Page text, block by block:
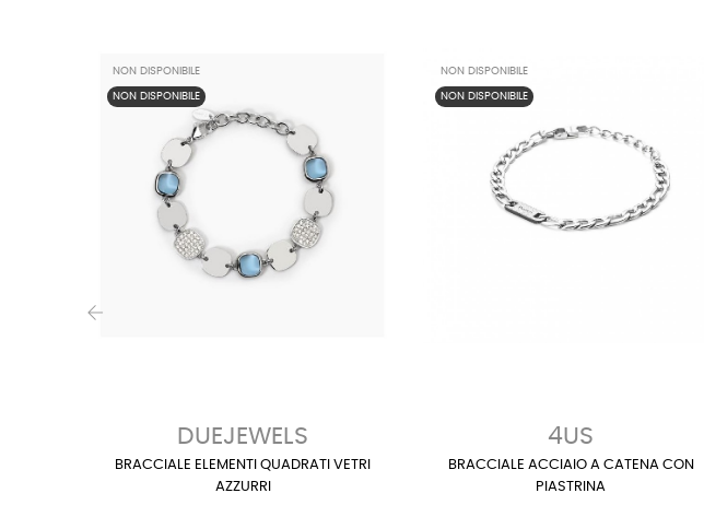
NON DISPONIBILE
NON DISPONIBILE
DUEJEWELS
BRACCIALE ELEMENTI QUADRATI VETRI
AZZURRI
NON DISPONIBILE
NON DISPONIBILE
4US
BRACCIALE ACCIAIO A CATENA CON
PIASTRINA